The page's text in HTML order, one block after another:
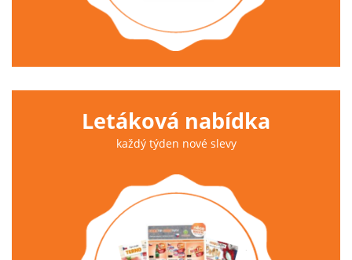
Letáková nabídka
každý týden nové slevy